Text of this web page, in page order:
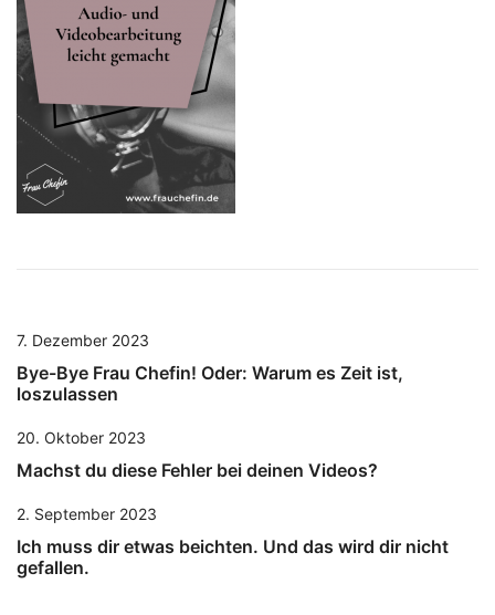
7. Dezember 2023
Bye-Bye Frau Chefin! Oder: Warum es Zeit ist,
loszulassen
20. Oktober 2023
Machst du diese Fehler bei deinen Videos?
2. September 2023
Ich muss dir etwas beichten. Und das wird dir nicht
gefallen.